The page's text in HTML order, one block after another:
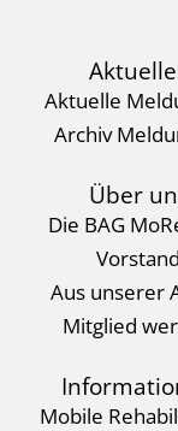
Aktuelle
Archiv
Über
Die BAG
Vorstand
Aus unserer
Mitglied
Mobile